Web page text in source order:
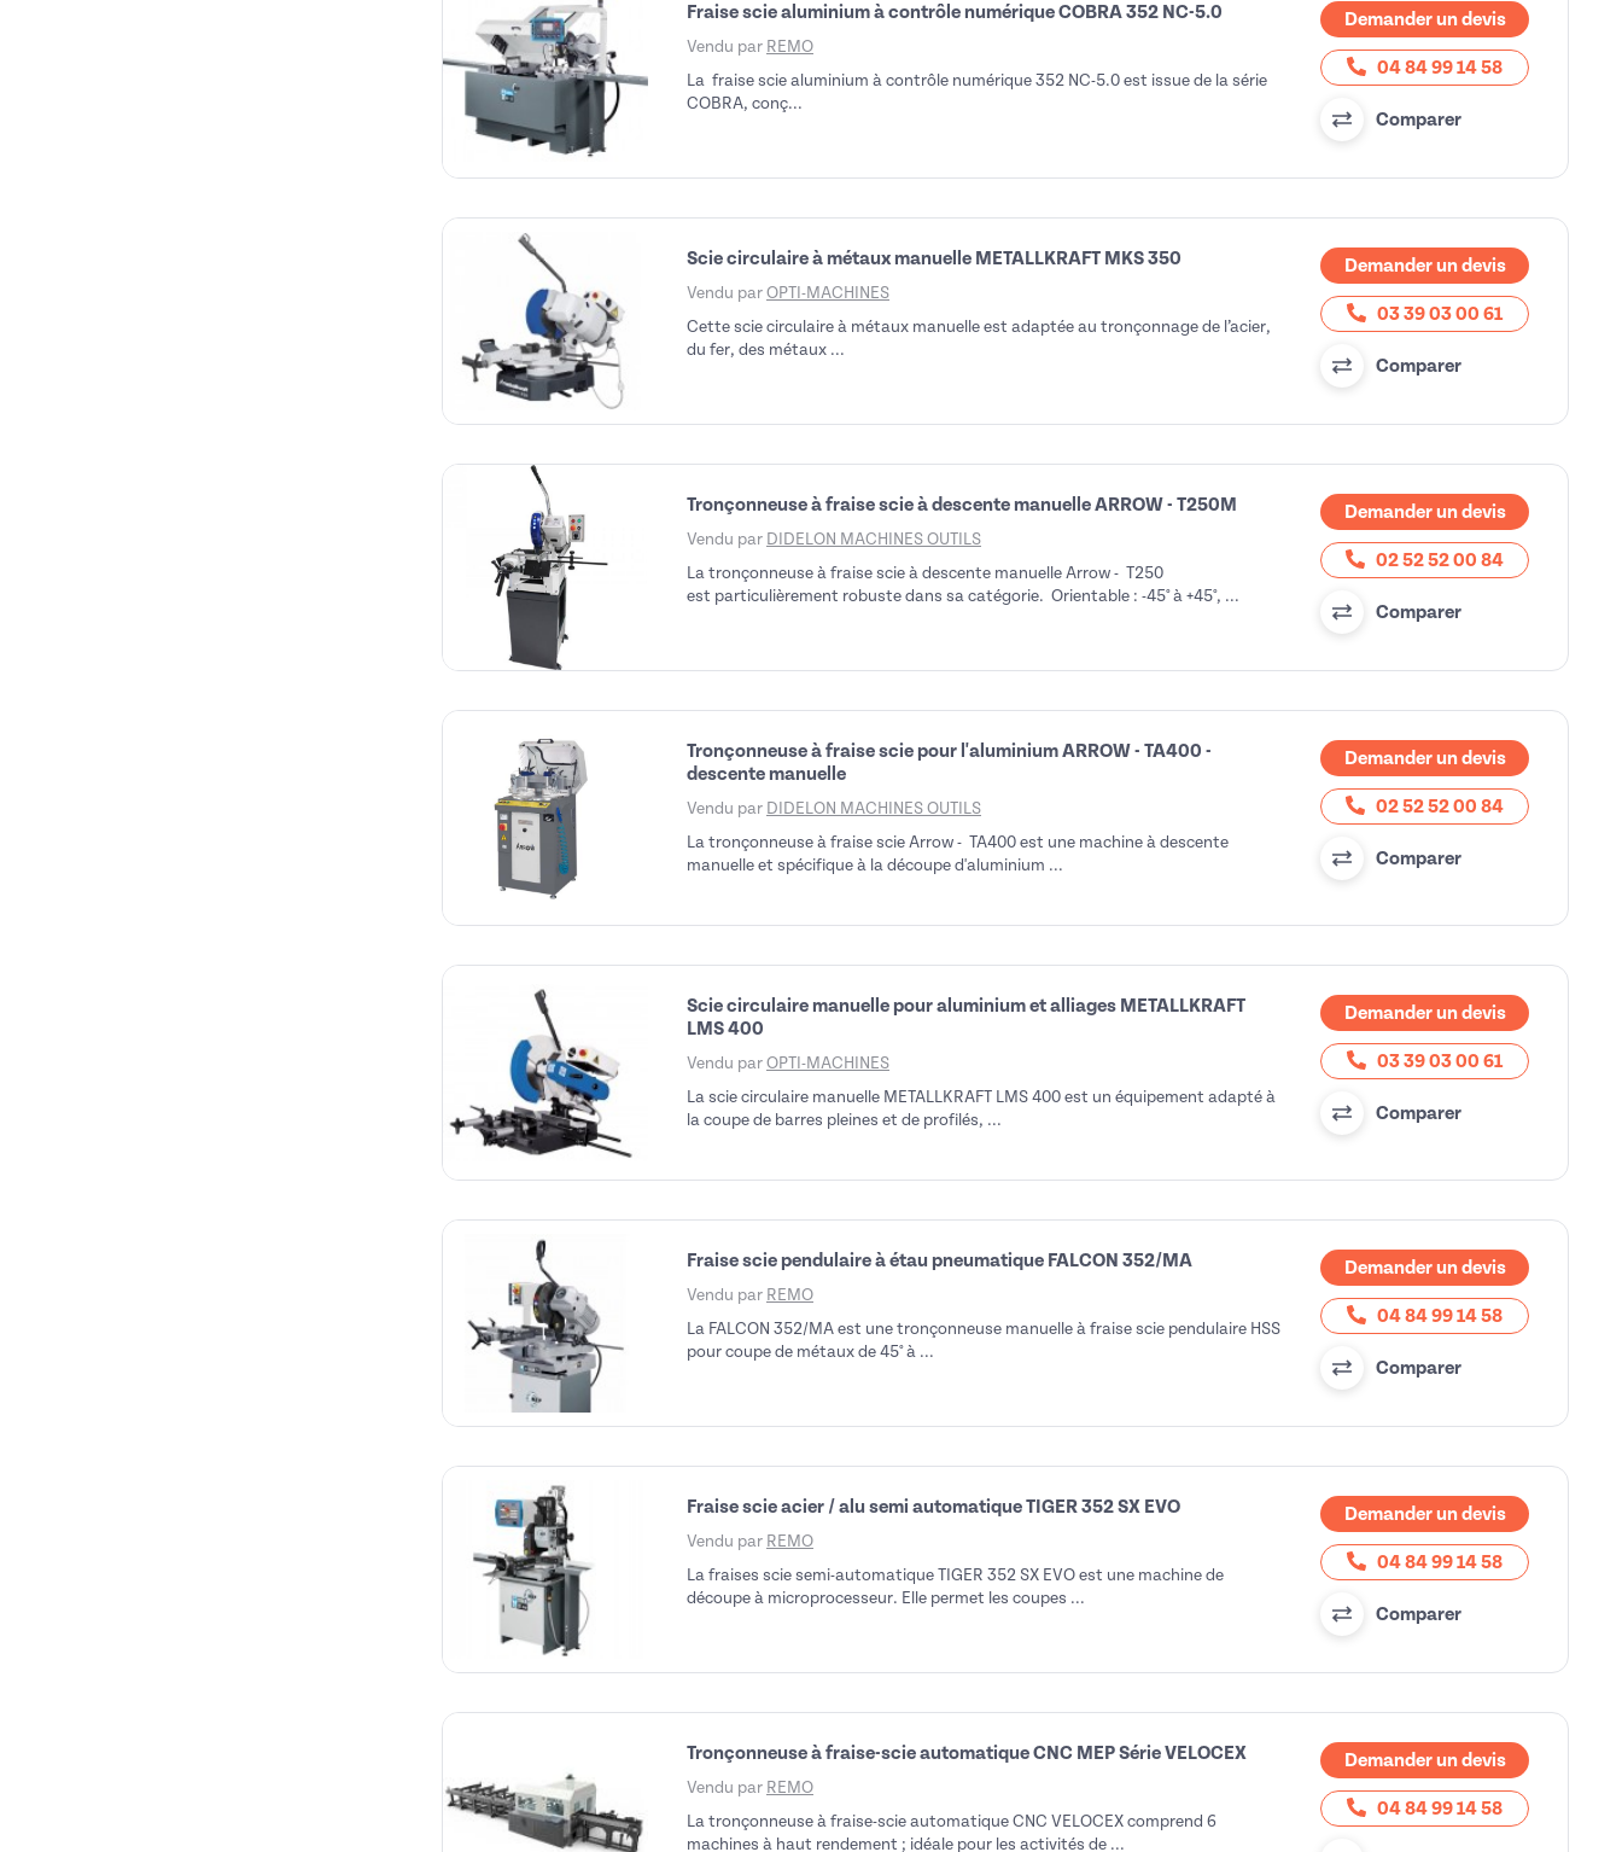
Fraise scie aluminium à contrôle numérique COBRA 352 NC-5.0
Vendu par REMO
La fraise scie aluminium à contrôle numérique 352 NC-5.0 est issue de la série
COBRA, conç...
Demander un devis
04 84 99 14 58
Comparer
Scie circulaire à métaux manuelle METALLKRAFT MKS 350
Vendu par OPTI-MACHINES
Cette scie circulaire à métaux manuelle est adaptée au tronçonnage de l’acier,
du fer, des métaux ...
Demander un devis
03 39 03 00 61
Comparer
Tronçonneuse à fraise scie à descente manuelle ARROW - T250M
Vendu par DIDELON MACHINES OUTILS
La tronçonneuse à fraise scie à descente manuelle Arrow - T250
est particulièrement robuste dans sa catégorie. Orientable : -45° à +45°, ...
Demander un devis
02 52 52 00 84
Comparer
Tronçonneuse à fraise scie pour l'aluminium ARROW - TA400 -
descente manuelle
Vendu par DIDELON MACHINES OUTILS
La tronçonneuse à fraise scie Arrow - TA400 est une machine à descente
manuelle et spécifique à la découpe d'aluminium ...
Demander un devis
02 52 52 00 84
Comparer
Scie circulaire manuelle pour aluminium et alliages METALLKRAFT
LMS 400
Vendu par OPTI-MACHINES
La scie circulaire manuelle METALLKRAFT LMS 400 est un équipement adapté à
la coupe de barres pleines et de profilés, ...
Demander un devis
03 39 03 00 61
Comparer
Fraise scie pendulaire à étau pneumatique FALCON 352/MA
Vendu par REMO
La FALCON 352/MA est une tronçonneuse manuelle à fraise scie pendulaire HSS
pour coupe de métaux de 45° à ...
Demander un devis
04 84 99 14 58
Comparer
Fraise scie acier / alu semi automatique TIGER 352 SX EVO
Vendu par REMO
La fraises scie semi-automatique TIGER 352 SX EVO est une machine de
découpe à microprocesseur. Elle permet les coupes ...
Demander un devis
04 84 99 14 58
Comparer
Tronçonneuse à fraise-scie automatique CNC MEP Série VELOCEX
Vendu par REMO
La tronçonneuse à fraise-scie automatique CNC VELOCEX comprend 6
machines à haut rendement ; idéale pour les activités de ...
Demander un devis
04 84 99 14 58